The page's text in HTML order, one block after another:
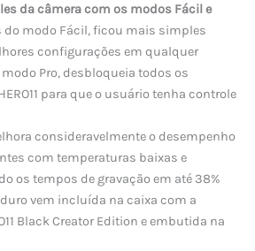
da câmera com os modos Fácil e
do modo Fácil, ficou mais simples
configurações em qualquer
Pro, desbloqueia todos os
para que o usuário tenha controle
consideravelmente o desempenho
com temperaturas baixas e
os tempos de gravação em até 38%
vem incluída na caixa com a
Black Creator Edition e embutida na